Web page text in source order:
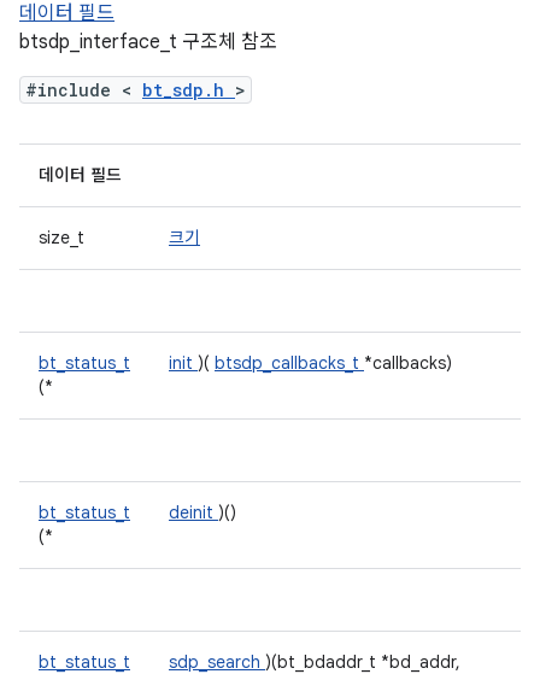
데이터 필드
btsdp_interface_t 구조체 참조
#include < bt_sdp.h >
데이터 필드
size_t 크기
bt_status_t
(*
init )( btsdp_callbacks_t *callbacks)
bt_status_t
(*
deinit )()
bt_status_t
sdp_search )(bt_bdaddr_t *bd_addr,